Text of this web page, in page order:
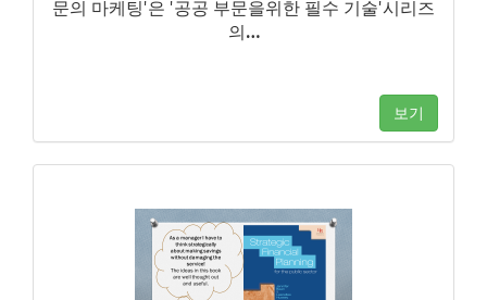
문의 마케팅'은 '공공 부문을위한 필수 기술'시리즈
의…
보기